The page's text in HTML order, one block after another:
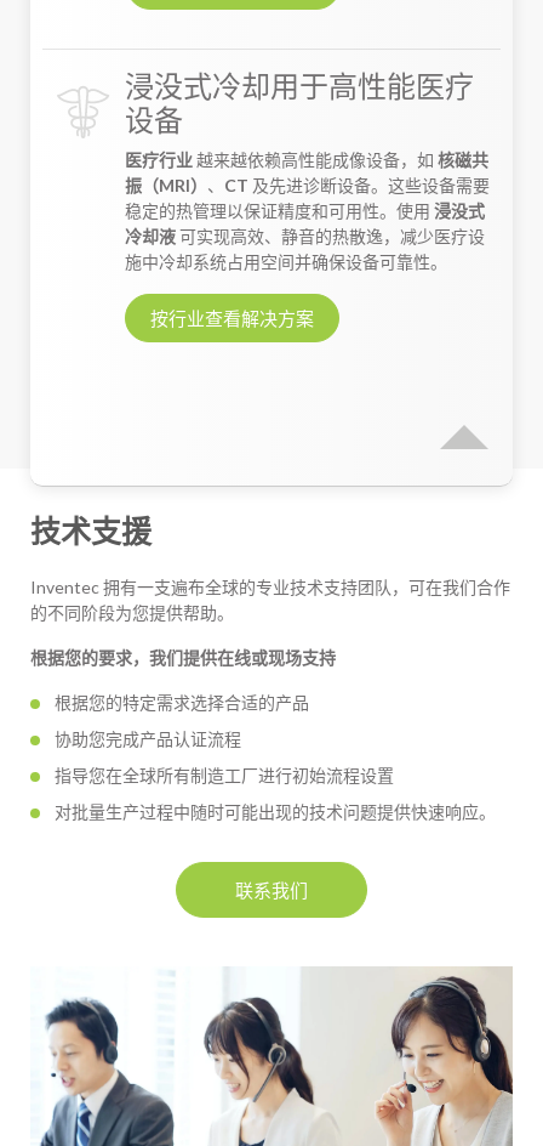
浸没式冷却用于高性能医疗
设备
医疗行业越来越依赖高性能成像设备，如 核磁共
振（MRI） 、 CT 及先进诊断设备。这些设备需要
稳定的热管理以保证精度和可用性。使用 浸没式
冷却液可实现高效、静音的热散逸，减少医疗设
施中冷却系统占用空间并确保设备可靠性。
按行业查看解决方案
技术支援
Inventec 拥有一支遍布全球的专业技术支持团队，可在我们合作
的不同阶段为您提供帮助。
根据您的要求，我们提供在线或现场支持
根据您的特定需求选择合适的产品
协助您完成产品认证流程
指导您在全球所有制造工厂进行初始流程设置
对批量生产过程中随时可能出现的技术问题提供快速响应。
联系我们